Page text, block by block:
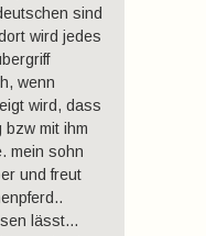
sind
wird jedes
wenn
wird, dass
bzw mit ihm
mein sohn
und freut
lässt…